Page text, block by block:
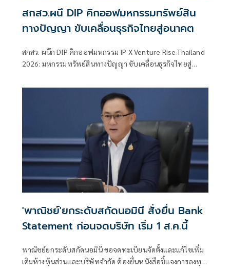
สกสว.ผนึ DIP คิกออฟมหกรรมทรัพย์สิน
ทางปัญญา ขับเคลื่อนธุรกิจไทยสู่อนาคต
สกสว. ผนึก DIP คิกออฟมหกรรม IP X Venture Rise Thailand
2026: มหกรรมทรัพย์สินทางปัญญา ขับเคลื่อนธุรกิจไทยสู่
กองทุน ววน. เพิ่มคุณค่างานวิจัยไทย
'พาณิชย์'ยกระดับสกัดนอมินี สั่งยื่น Bank
Statement ก่อนจดบริษัท เริ่ม 1 ส.ค.นี้
พาณิชย์ยกระดับสกัดนอมินี ขอจดทะเบียนจัดตั้งและแก้ไขเพิ่ม
เติมห้างหุ้นส่วนและบริษัทจำกัด ต้องยื่นหนังสือชี้แจงการลงทุน